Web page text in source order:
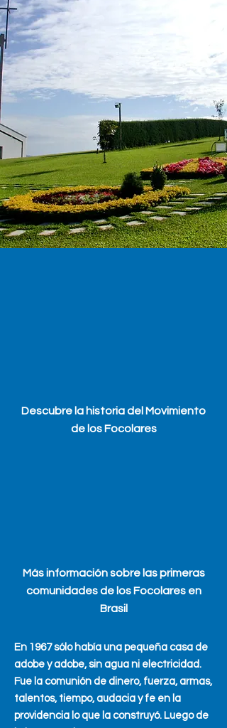
Descubre la historia del Movimiento
de los Focolares
Más información sobre las primeras
comunidades de los Focolares en
Brasil
En 1967 sólo había una pequeña casa de
adobe y adobe, sin agua ni electricidad.
Fue la comunión de dinero, fuerza, armas,
talentos, tiempo, audacia y fe en la
providencia lo que la construyó. Luego de